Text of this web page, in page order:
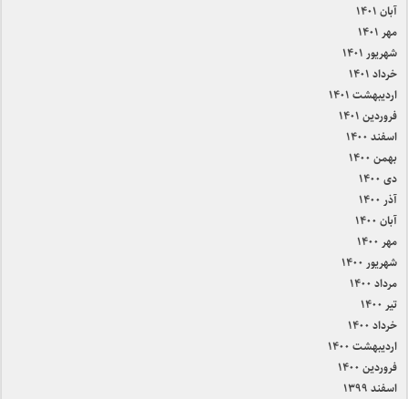
آبان ۱۴۰۱
مهر ۱۴۰۱
شهریور ۱۴۰۱
خرداد ۱۴۰۱
اردیبهشت ۱۴۰۱
فروردین ۱۴۰۱
اسفند ۱۴۰۰
بهمن ۱۴۰۰
دی ۱۴۰۰
آذر ۱۴۰۰
آبان ۱۴۰۰
مهر ۱۴۰۰
شهریور ۱۴۰۰
مرداد ۱۴۰۰
تیر ۱۴۰۰
خرداد ۱۴۰۰
اردیبهشت ۱۴۰۰
فروردین ۱۴۰۰
اسفند ۱۳۹۹